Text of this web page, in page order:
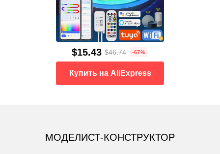
$15.43 $46.74 -67%
Купить на AliExpress
МОДЕЛИСТ-КОНСТРУКТОР